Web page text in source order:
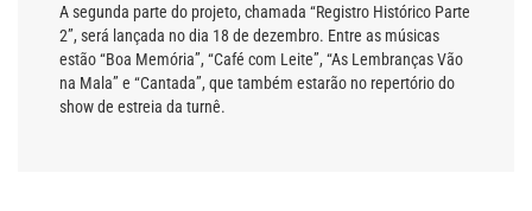
A segunda parte do projeto, chamada “Registro Histórico Parte
2”, será lançada no dia 18 de dezembro. Entre as músicas
estão “Boa Memória”, “Café com Leite”, “As Lembranças Vão
na Mala” e “Cantada”, que também estarão no repertório do
show de estreia da turnê.